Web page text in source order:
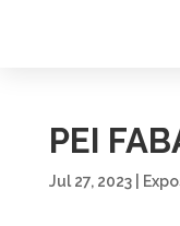
PEI
Jul 27, 2023|